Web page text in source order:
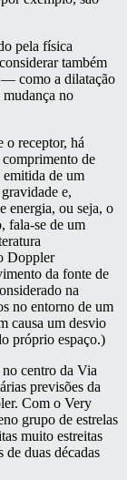
pela física
também
— como a dilatação
no
o receptor, há
comprimento de
emitida de um
e,
energia, ou seja, o
fala-se de um
Doppler
da fonte de
na
no entorno de um
causa um desvio
próprio espaço.)
centro da Via
previsões da
Com o Very
grupo de estrelas
muito estreitas
duas décadas